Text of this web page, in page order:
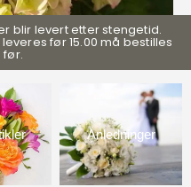
og hent!
kom innom butikken.
blir levert etter stengetid.
før 15.00 må bestilles
Anledninger